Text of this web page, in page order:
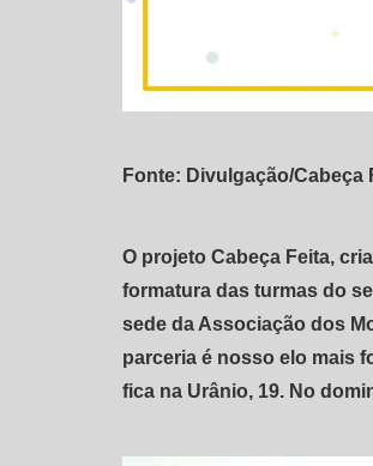
Fonte: Divulgação/Cabeça
O projeto Cabeça Feita,
formatura das turmas do
sede da Associação dos
parceria é nosso elo mais
fica na Urânio, 19. No